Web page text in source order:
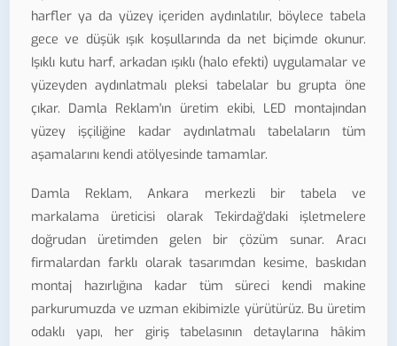
harfler ya da yüzey içeriden aydınlatılır, böylece tabela
gece ve düşük ışık koşullarında da net biçimde okunur.
Işıklı kutu harf, arkadan ışıklı (halo efekti) uygulamalar ve
yüzeyden aydınlatmalı pleksi tabelalar bu grupta öne
çıkar. Damla Reklam'ın üretim ekibi, LED montajından
yüzey işçiliğine kadar aydınlatmalı tabelaların tüm
aşamalarını kendi atölyesinde tamamlar.
Damla Reklam, Ankara merkezli bir tabela ve
markalama üreticisi olarak Tekirdağ'daki işletmelere
doğrudan üretimden gelen bir çözüm sunar. Aracı
firmalardan farklı olarak tasarımdan kesime, baskıdan
montaj hazırlığına kadar tüm süreci kendi makine
parkurumuzda ve uzman ekibimizle yürütürüz. Bu üretim
odaklı yapı, her giriş tabelasının detaylarına hâkim